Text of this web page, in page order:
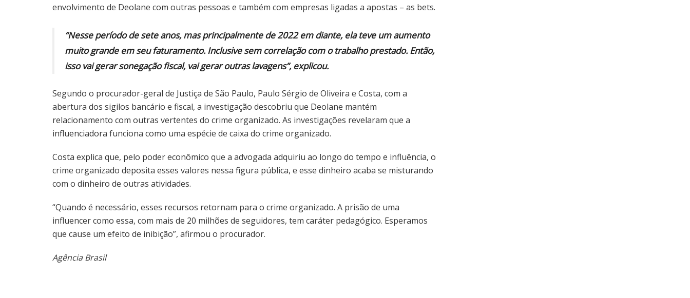
envolvimento de Deolane com outras pessoas e também com empresas ligadas a apostas – as bets.
“Nesse período de sete anos, mas principalmente de 2022 em diante, ela teve um aumento
muito grande em seu faturamento. Inclusive sem correlação com o trabalho prestado. Então,
isso vai gerar sonegação fiscal, vai gerar outras lavagens”, explicou.
Segundo o procurador-geral de Justiça de São Paulo, Paulo Sérgio de Oliveira e Costa, com a
abertura dos sigilos bancário e fiscal, a investigação descobriu que Deolane mantém
relacionamento com outras vertentes do crime organizado. As investigações revelaram que a
influenciadora funciona como uma espécie de caixa do crime organizado.
Costa explica que, pelo poder econômico que a advogada adquiriu ao longo do tempo e influência, o
crime organizado deposita esses valores nessa figura pública, e esse dinheiro acaba se misturando
com o dinheiro de outras atividades.
“Quando é necessário, esses recursos retornam para o crime organizado. A prisão de uma
influencer como essa, com mais de 20 milhões de seguidores, tem caráter pedagógico. Esperamos
que cause um efeito de inibição”, afirmou o procurador.
Agência Brasil